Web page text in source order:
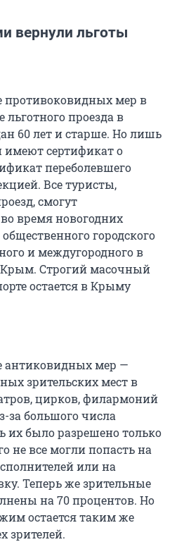
вернули льготы
противоковидных мер в
проезда в
60 лет и старше. Но лишь
имеют сертификат о
переболевшего
Все туристы,
смогут
время новогодних
городского
и междугородного в
Крым. Строгий масочный
остается в Крыму
антиковидных мер —
зрительских мест в
цирков, филармоний
за большого числа
их было разрешено только
не все могли попасть на
или на
Теперь же зрительные
на 70 процентов. Но
остается таким же
зрителей.